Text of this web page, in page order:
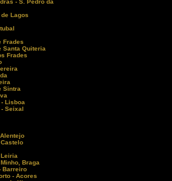
- S. Pedro da
Lagos
Frades
Santa Quiteria
Frades
Sintra
Lisboa
Seixal
Braga
Barreiro
- Acores